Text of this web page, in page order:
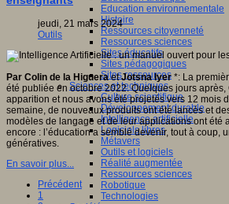
Education environnementale
Histoire
Ressources citoyenneté
Ressources sciences
Sites éducatifs
Sites pédagogiques
Sites ressources
Sciences et techniques
Culture scientifique
Développement durable
Intelligence artificielle
Logiciels libres
Métavers
Outils et logiciels
Réalité augmentée
Ressources sciences
Robotique
Technologies
jeudi, 21 mars 2024
Outils
Par Colin de la HigueraetJotsna Iyer *: La
été publiée en octobre 2022. Quelques jours après,
apparition et nous avons été projetés vers 12 mois
semaine, de nouveaux produits ont été lancés et
modèles de langage et de leur applications ont été
encore : l’éducation a semblé devenir, tout à coup,
génératives.
En savoir plus...
Précédent
1